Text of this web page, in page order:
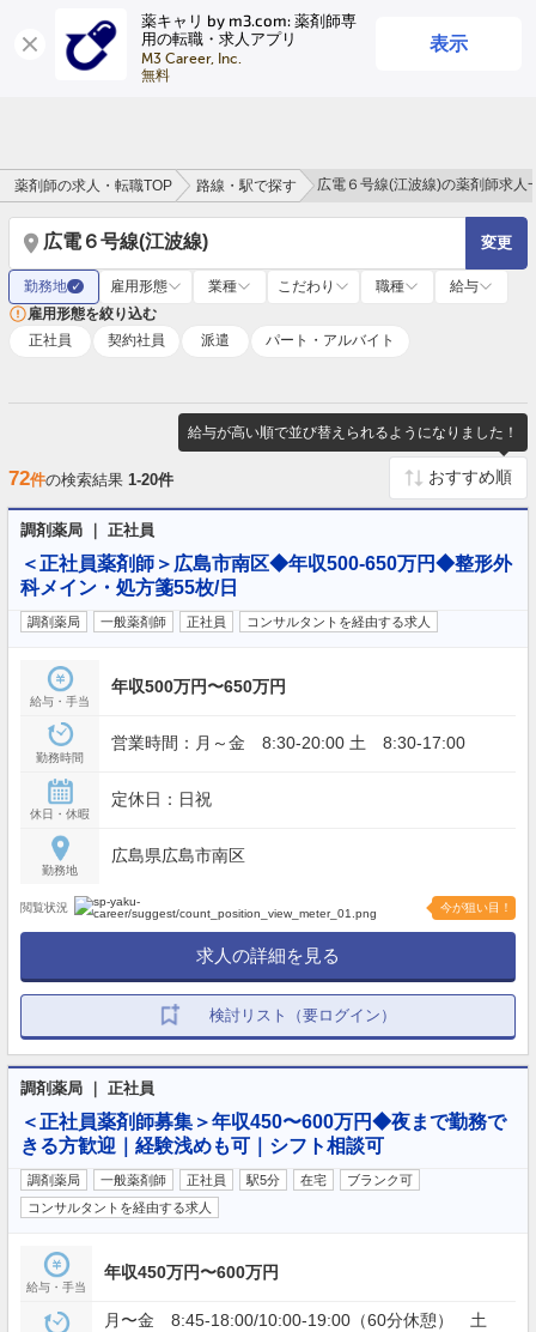
薬キャリ by m3.com: 薬剤師専
用の転職・求人アプリ
M3 Career, Inc.
無料
表示
ログイン
薬剤師の求人・転職TOP 路線・駅で探す 広電６号線(江波線)の薬剤師求人
広電６号線(江波線) 変更
勤務地 ✓ 雇用形態 業種 こだわり 職種
給与
雇用形態を絞り込む
正社員
契約社員 派遣 パート・アルバイト
給与が高い順で並び替えられるようになりました！
72件の検索結果 1-20件
調剤薬局 ｜ 正社員
＜正社員薬剤師＞広島市南区◆年収500-650万円◆整形外
科メイン・処方箋55枚/日
調剤薬局 一般薬剤師 正社員 コンサルタントを経由する求人
給与・手当
年収500万円〜650万円
勤務時間
営業時間：月～金 8:30-20:00 土 8:30-17:00
休日・休暇
定休日：日祝
勤務地
広島県広島市南区
閲覧状況 今が狙い目！
求人の詳細を見る
検討リスト（要ログイン）
調剤薬局 ｜ 正社員
＜正社員薬剤師募集＞年収450〜600万円◆夜まで勤務で
きる方歓迎｜経験浅めも可｜シフト相談可
調剤薬局 一般薬剤師 正社員 駅5分 在宅
ブランク可
コンサルタントを経由する求人
給与・手当
年収450万円〜600万円
月〜金 8:45-18:00/10:00-19:00（60分休憩） 土